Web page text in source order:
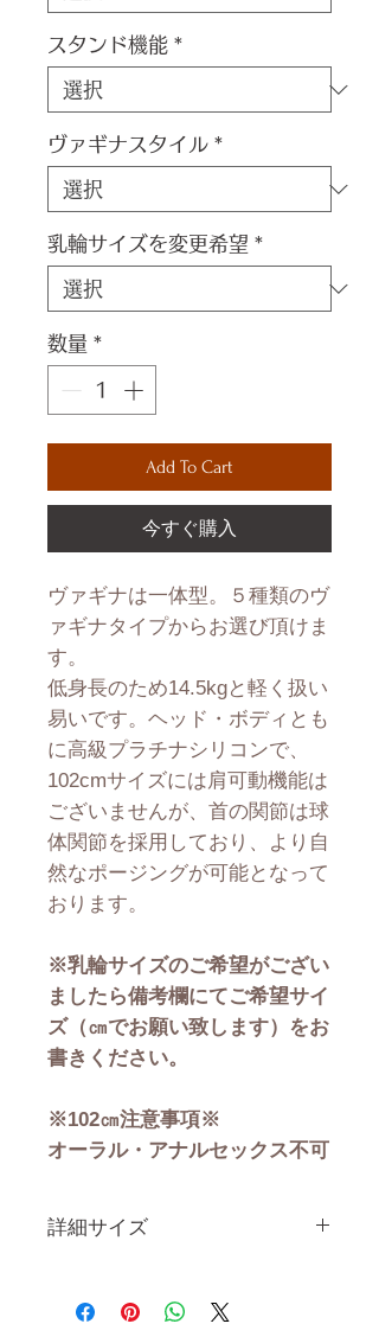
スタンド機能 *
ヴァギナスタイル *
乳輪サイズを変更希望 *
数量 *
Add To Cart
今すぐ購入
ヴァギナは一体型。５種類のヴ
ァギナタイプからお選び頂けま
す。
低身長のため14.5kgと軽く扱い
易いです。ヘッド・ボディとも
に高級プラチナシリコンで、
102cmサイズには肩可動機能は
ございませんが、首の関節は球
体関節を採用しており、より自
然なポージングが可能となって
おります。
※乳輪サイズのご希望がござい
ましたら備考欄にてご希望サイ
ズ（㎝でお願い致します）をお
書きください。
※102㎝注意事項※
オーラル・アナルセックス不可
詳細サイズ